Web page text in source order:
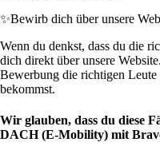
✨Bewirb dich über unsere
Wenn du denkst, dass du die
dich direkt über unsere
Bewerbung die richtigen
bekommst.
Wir glauben, dass du diese
DACH (E-Mobility) mit